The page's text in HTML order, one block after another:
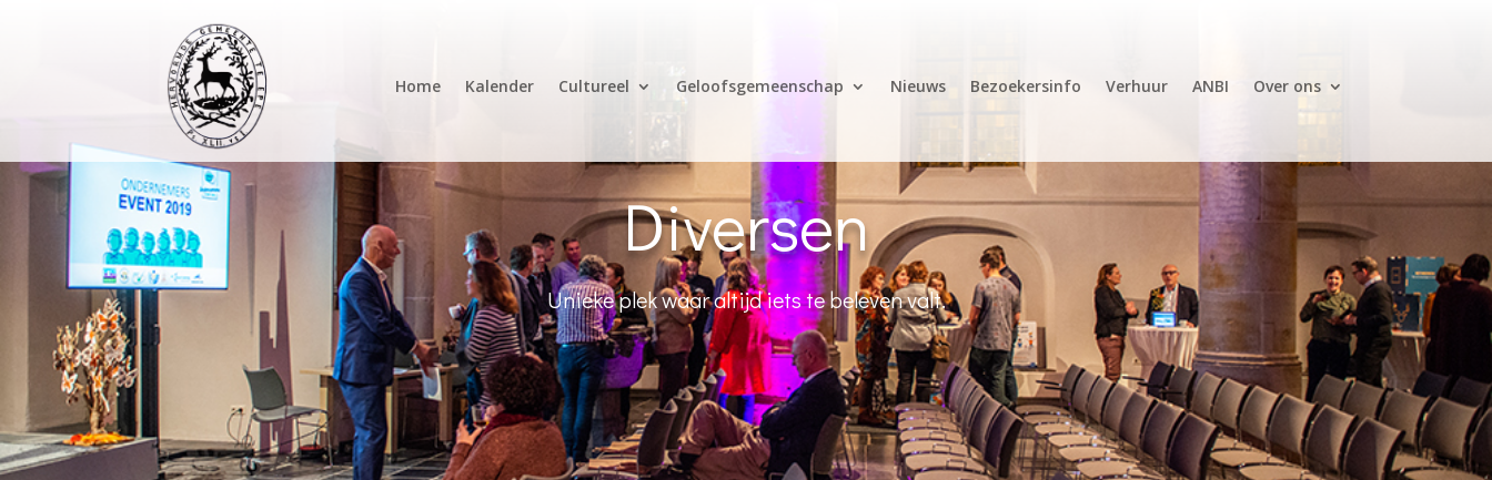
Home Kalender Cultureel Geloofsgemeenschap Nieuws Bezoekersinfo Verhuur ANBI Over ons
Diversen
Unieke plek waar altijd iets te beleven valt.